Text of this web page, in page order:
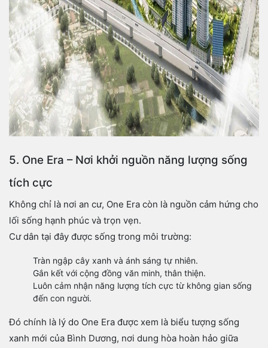
5. One Era – Nơi khởi nguồn năng lượng sống
tích cực
Không chỉ là nơi an cư, One Era còn là nguồn cảm hứng cho
lối sống hạnh phúc và trọn vẹn.
Cư dân tại đây được sống trong môi trường:
Tràn ngập cây xanh và ánh sáng tự nhiên.
Gắn kết với cộng đồng văn minh, thân thiện.
Luôn cảm nhận năng lượng tích cực từ không gian sống
đến con người.
Đó chính là lý do One Era được xem là biểu tượng sống
xanh mới của Bình Dương, nơi dung hòa hoàn hảo giữa